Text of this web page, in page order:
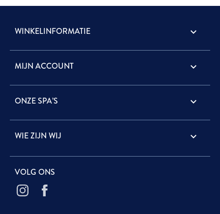
WINKELINFORMATIE keyboard_arrow_down
MIJN ACCOUNT 
ONZE SPA’S 
WIE ZIJN WIJ 
VOLG ONS